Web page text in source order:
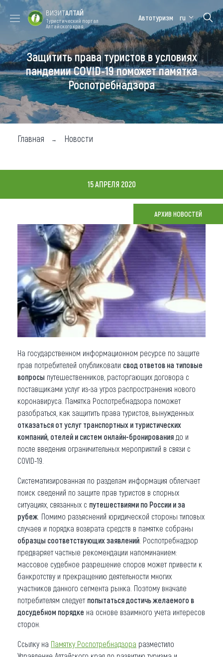
Форум VISIT
ALTAI
Цветение
маральника
Медицинский
форум
Алтайская
зимовка
Туры
Где побывать
Чем заняться
Карта
Что привезти (сувениры)
О регионе
Коллекция впечатлений
Другие рубрики
ВИЗИТАЛТАЙ
Туристический портал
Алтайского края
Автотуризм ru
Защитить права туристов в условиях
пандемии COVID-19 поможет памятка
Роспотребнадзора
Главная Новости
15 АПРЕЛЯ 2020
АРХИВ НОВОСТЕЙ
На государственном информационном ресурсе по защите
прав потребителей опубликовали свод ответов на типовые
вопросы путешественников, расторгающих договора с
поставщиками услуг из-за угроз распространения нового
коронавируса. Памятка Роспотребнадзора поможет
разобраться, как защитить права туристов, вынужденных
отказаться от услуг транспортных и туристических
компаний, отелей и систем онлайн-бронирования до и
после введения ограничительных мероприятий в связи с
COVID-19.
Систематизированная по разделам информация облегчает
поиск сведений по защите прав туристов в спорных
ситуациях, связанных с путешествиями по России и за
рубеж . Помимо разъяснений юридической стороны типовых
случаев и порядка возврата средств в памятке собраны
образцы соответствующих заявлений . Роспотребнадзор
предваряет частные рекомендации напоминанием:
массовое судебное разрешение споров может привести к
банкротству и прекращению деятельности многих
участников данного сегмента рынка. Поэтому вначале
потребителям следует попытаться достичь желаемого в
досудебном порядке на основе взаимного учета интересов
сторон.
Ссылку на Памятку Роспотребнадзора разместило